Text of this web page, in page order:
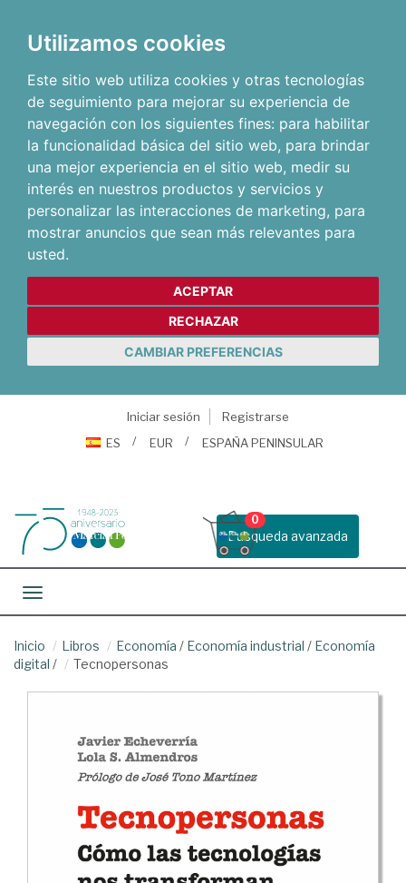
Utilizamos cookies
Este sitio web utiliza cookies y otras tecnologías
de seguimiento para mejorar su experiencia de
navegación con los siguientes fines: para habilitar
la funcionalidad básica del sitio web, para brindar
una mejor experiencia en el sitio web, medir su
interés en nuestros productos y servicios y
personalizar las interacciones de marketing, para
mostrar anuncios que sean más relevantes para
usted.
ACEPTAR
RECHAZAR
CAMBIAR PREFERENCIAS
Iniciar sesión
Registrarse
ES
EUR ESPAÑA PENINSULAR
Busqueda avanzada
0
Toggle navigation
Inicio Libros Economía / Economía industrial / Economía
digital / Tecnopersonas